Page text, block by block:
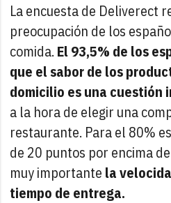
La encuesta de Deliverect
preocupación de los
comida. El 93,5% de los
que el sabor de los
domicilio es una cuestión
a la hora de elegir una
restaurante. Para el 80%
de 20 puntos por encima
muy importante la
tiempo de entrega.